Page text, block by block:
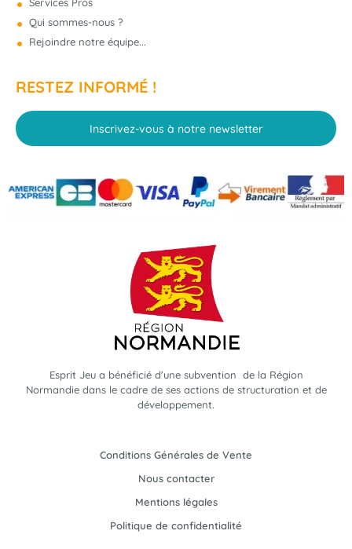
Services Pros
Qui sommes-nous ?
Rejoindre notre équipe...
RESTEZ INFORMÉ !
Inscrivez-vous à notre newsletter
Esprit Jeu a bénéficié d'une subvention de la Région
Normandie dans le cadre de ses actions de structuration et de
développement.
Conditions Générales de Vente
Nous contacter
Mentions légales
Politique de confidentialité